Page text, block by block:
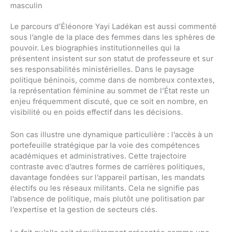
masculin
Le parcours d’Éléonore Yayi Ladékan est aussi commenté
sous l’angle de la place des femmes dans les sphères de
pouvoir. Les biographies institutionnelles qui la
présentent insistent sur son statut de professeure et sur
ses responsabilités ministérielles. Dans le paysage
politique béninois, comme dans de nombreux contextes,
la représentation féminine au sommet de l’État reste un
enjeu fréquemment discuté, que ce soit en nombre, en
visibilité ou en poids effectif dans les décisions.
Son cas illustre une dynamique particulière : l’accès à un
portefeuille stratégique par la voie des compétences
académiques et administratives. Cette trajectoire
contraste avec d’autres formes de carrières politiques,
davantage fondées sur l’appareil partisan, les mandats
électifs ou les réseaux militants. Cela ne signifie pas
l’absence de politique, mais plutôt une politisation par
l’expertise et la gestion de secteurs clés.